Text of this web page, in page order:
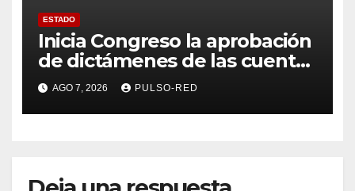
ESTADO
Inicia Congreso la aprobación
de dictámenes de las cuentas
públicas de entes
fiscalizables del ejercicio
fiscal 2025
AGO 7, 2026 PULSO-RED